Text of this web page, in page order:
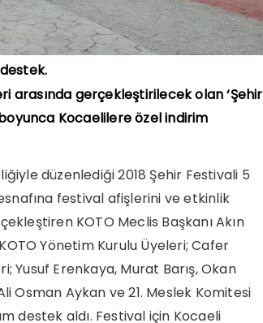
arasında gerçekleştirilecek olan ‘Şehir
Kocaelilere özel indirim
düzenlediği 2018 Şehir Festivali 5
festival afişlerini ve etkinlik
KOTO Meclis Başkanı Akın
Yönetim Kurulu Üyeleri; Cafer
Yusuf Erenkaya, Murat Barış, Okan
Osman Aykan ve 21. Meslek Komitesi
destek aldı. Festival için Kocaeli